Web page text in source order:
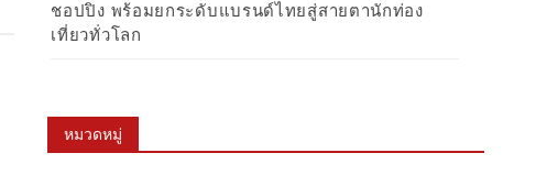
ชอปปิง พร้อมยกระดับแบรนด์ไทยสู่สายตานักท่อง
เที่ยวทั่วโลก
หมวดหมู่